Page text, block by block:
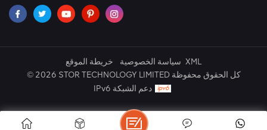
خريطة الموقع سياسة الخصوصية XML
© 2026 STOR TECHNOLOGY LIMITED كل الحقوق محفوظة
IPv6 دعم الشبكة